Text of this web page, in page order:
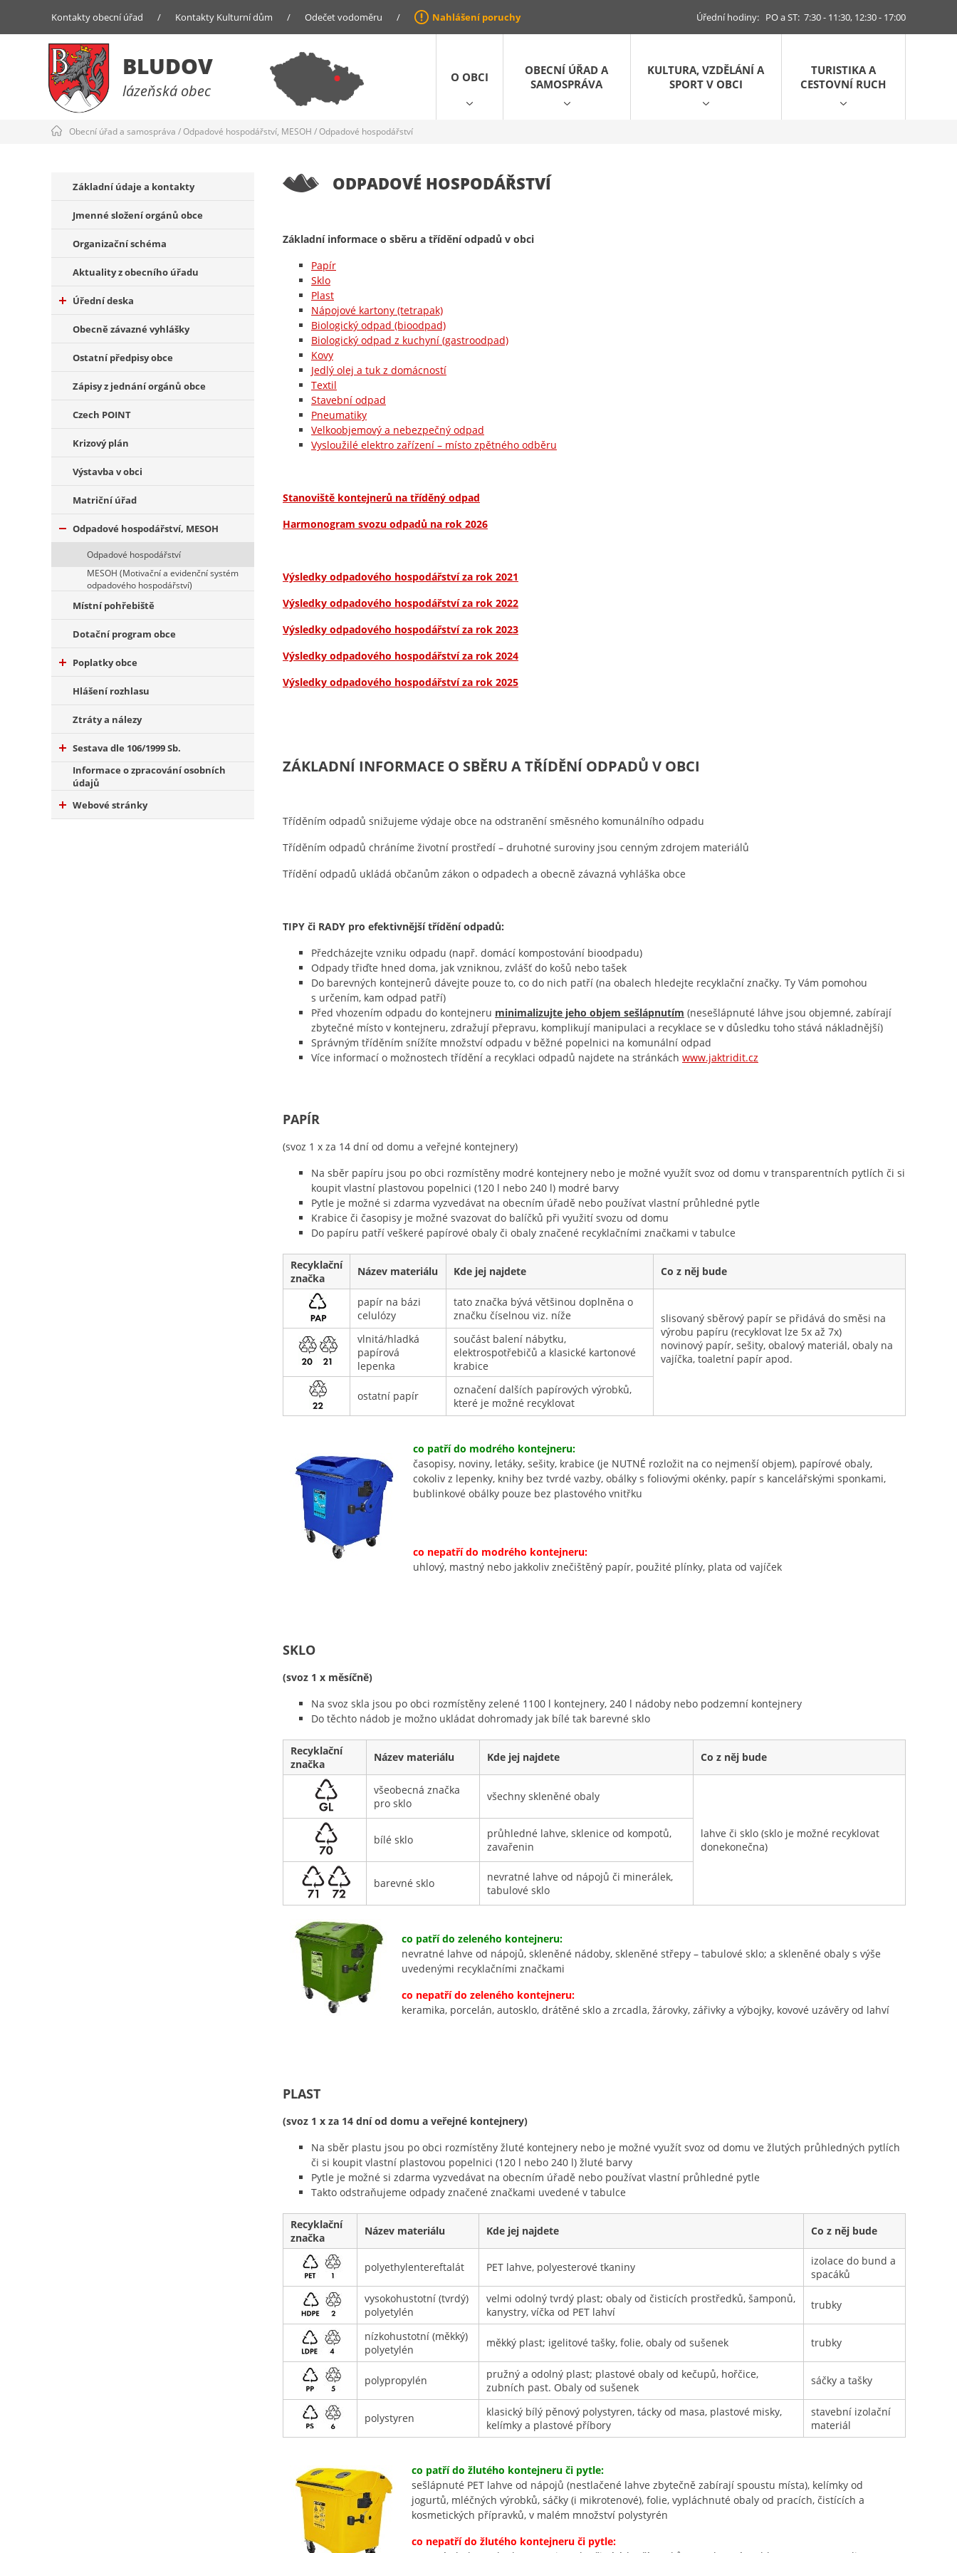
Kontakty obecní úřad / Kontakty Kulturní dům / Odečet vodoměru / Nahlášení poruchy Úřední hodiny: PO a ST: 7:30 - 11:30, 12:30 - 17:00
BLUDOV
lázeňská obec
O OBCI
OBECNÍ ÚŘAD A
SAMOSPRÁVA
KULTURA, VZDĚLÁNÍ A
SPORT V OBCI
TURISTIKA A
CESTOVNÍ RUCH
Obecní úřad a samospráva /Odpadové hospodářství, MESOH /Odpadové hospodářství
Základní údaje a kontakty
Jmenné složení orgánů obce
Organizační schéma
Aktuality z obecního úřadu
Úřední deska
Obecně závazné vyhlášky
Ostatní předpisy obce
Zápisy z jednání orgánů obce
Czech POINT
Krizový plán
Výstavba v obci
Matriční úřad
Odpadové hospodářství, MESOH
Odpadové hospodářství
MESOH (Motivační a evidenční systém
odpadového hospodářství)
Místní pohřebiště
Dotační program obce
Poplatky obce
Hlášení rozhlasu
Ztráty a nálezy
Sestava dle 106/1999 Sb.
Informace o zpracování osobních
údajů
Webové stránky
ODPADOVÉ HOSPODÁŘSTVÍ
Základní informace o sběru a třídění odpadů v obci
Papír
Sklo
Plast
Nápojové kartony (tetrapak)
Biologický odpad (bioodpad)
Biologický odpad z kuchyní (gastroodpad)
Kovy
Jedlý olej a tuk z domácností
Textil
Stavební odpad
Pneumatiky
Velkoobjemový a nebezpečný odpad
Vysloužilé elektro zařízení – místo zpětného odběru
Stanoviště kontejnerů na tříděný odpad
Harmonogram svozu odpadů na rok 2026
Výsledky odpadového hospodářství za rok 2021
Výsledky odpadového hospodářství za rok 2022
Výsledky odpadového hospodářství za rok 2023
Výsledky odpadového hospodářství za rok 2024
Výsledky odpadového hospodářství za rok 2025
ZÁKLADNÍ INFORMACE O SBĚRU A TŘÍDĚNÍ ODPADŮ V OBCI
Tříděním odpadů snižujeme výdaje obce na odstranění směsného komunálního odpadu
Tříděním odpadů chráníme životní prostředí – druhotné suroviny jsou cenným zdrojem materiálů
Třídění odpadů ukládá občanům zákon o odpadech a obecně závazná vyhláška obce
TIPY či RADY pro efektivnější třídění odpadů:
Předcházejte vzniku odpadu (např. domácí kompostování bioodpadu)
Odpady třiďte hned doma, jak vzniknou, zvlášť do košů nebo tašek
Do barevných kontejnerů dávejte pouze to, co do nich patří (na obalech hledejte recyklační značky. Ty Vám pomohou
s určením, kam odpad patří)
Před vhozením odpadu do kontejneru minimalizujte jeho objem sešlápnutím (nesešlápnuté láhve jsou objemné, zabírají
zbytečné místo v kontejneru, zdražují přepravu, komplikují manipulaci a recyklace se v důsledku toho stává nákladnější)
Správným tříděním snížíte množství odpadu v běžné popelnici na komunální odpad
Více informací o možnostech třídění a recyklaci odpadů najdete na stránkách www.jaktridit.cz
PAPÍR
(svoz 1 x za 14 dní od domu a veřejné kontejnery)
Na sběr papíru jsou po obci rozmístěny modré kontejnery nebo je možné využít svoz od domu v transparentních pytlích či si
koupit vlastní plastovou popelnici (120 l nebo 240 l) modré barvy
Pytle je možné si zdarma vyzvedávat na obecním úřadě nebo používat vlastní průhledné pytle
Krabice či časopisy je možné svazovat do balíčků při využití svozu od domu
Do papíru patří veškeré papírové obaly či obaly značené recyklačními značkami v tabulce
Recyklační
značka
Název materiálu Kde jej najdete Co z něj bude
papír na bázi
celulózy
tato značka bývá většinou doplněna o
značku číselnou viz. níže
slisovaný sběrový papír se přidává do směsi na
výrobu papíru (recyklovat lze 5x až 7x)
novinový papír, sešity, obalový materiál, obaly na
vajíčka, toaletní papír apod.
vlnitá/hladká
papírová
lepenka
součást balení nábytku,
elektrospotřebičů a klasické kartonové
krabice
ostatní papír
označení dalších papírových výrobků,
které je možné recyklovat
co patří do modrého kontejneru:
časopisy, noviny, letáky, sešity, krabice (je NUTNÉ rozložit na co nejmenší objem), papírové obaly,
cokoliv z lepenky, knihy bez tvrdé vazby, obálky s foliovými okénky, papír s kancelářskými sponkami,
bublinkové obálky pouze bez plastového vnitřku
co nepatří do modrého kontejneru:
uhlový, mastný nebo jakkoliv znečištěný papír, použité plínky, plata od vajíček
SKLO
(svoz 1 x měsíčně)
Na svoz skla jsou po obci rozmístěny zelené 1100 l kontejnery, 240 l nádoby nebo podzemní kontejnery
Do těchto nádob je možno ukládat dohromady jak bílé tak barevné sklo
Recyklační
značka
Název materiálu Kde jej najdete Co z něj bude
všeobecná značka
pro sklo
všechny skleněné obaly
lahve či sklo (sklo je možné recyklovat
donekonečna)
bílé sklo
průhledné lahve, sklenice od kompotů,
zavařenin
barevné sklo
nevratné lahve od nápojů či minerálek,
tabulové sklo
co patří do zeleného kontejneru:
nevratné lahve od nápojů, skleněné nádoby, skleněné střepy – tabulové sklo; a skleněné obaly s výše
uvedenými recyklačními značkami
co nepatří do zeleného kontejneru:
keramika, porcelán, autosklo, drátěné sklo a zrcadla, žárovky, zářivky a výbojky, kovové uzávěry od lahví
PLAST
(svoz 1 x za 14 dní od domu a veřejné kontejnery)
Na sběr plastu jsou po obci rozmístěny žluté kontejnery nebo je možné využít svoz od domu ve žlutých průhledných pytlích
či si koupit vlastní plastovou popelnici (120 l nebo 240 l) žluté barvy
Pytle je možné si zdarma vyzvedávat na obecním úřadě nebo používat vlastní průhledné pytle
Takto odstraňujeme odpady značené značkami uvedené v tabulce
Recyklační
značka
Název materiálu Kde jej najdete Co z něj bude
polyethylentereftalát PET lahve, polyesterové tkaniny
izolace do bund a
spacáků
vysokohustotní (tvrdý)
polyetylén
velmi odolný tvrdý plast; obaly od čisticích prostředků, šamponů,
kanystry, víčka od PET lahví
trubky
nízkohustotní (měkký)
polyetylén
měkký plast; igelitové tašky, folie, obaly od sušenek trubky
polypropylén
pružný a odolný plast; plastové obaly od kečupů, hořčice,
zubních past. Obaly od sušenek
sáčky a tašky
polystyren
klasický bílý pěnový polystyren, tácky od masa, plastové misky,
kelímky a plastové příbory
stavební izolační
materiál
co patří do žlutého kontejneru či pytle:
sešlápnuté PET lahve od nápojů (nestlačené lahve zbytečně zabírají spoustu místa), kelímky od
jogurtů, mléčných výrobků, sáčky (i mikrotenové), folie, vypláchnuté obaly od pracích, čistících a
kosmetických přípravků, v malém množství polystyrén
co nepatří do žlutého kontejneru či pytle: